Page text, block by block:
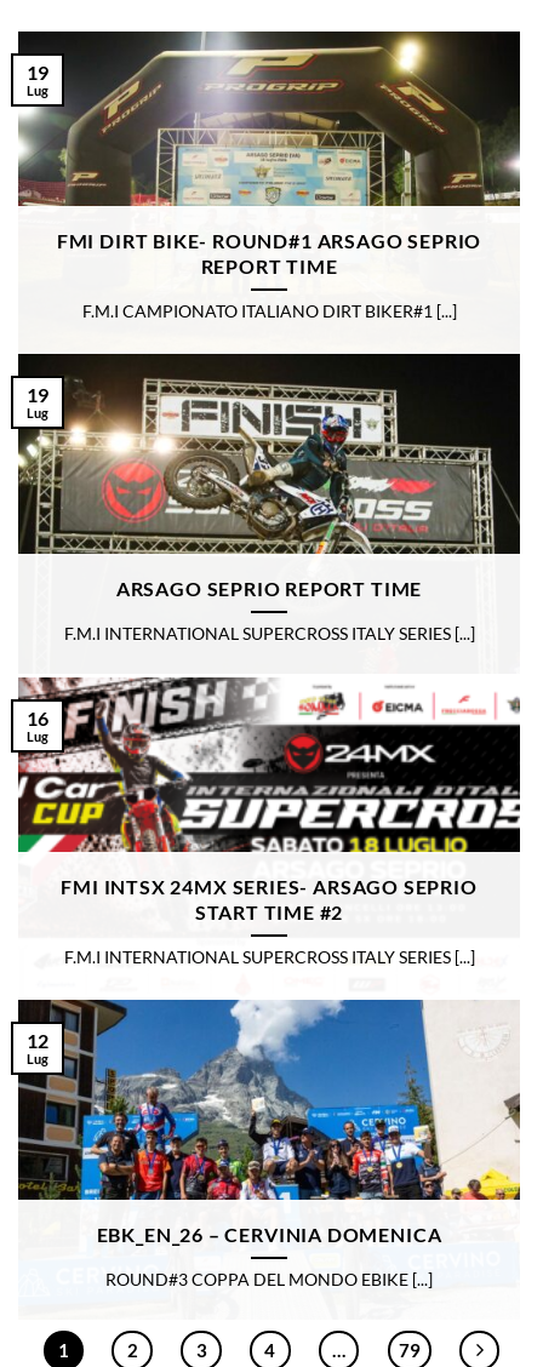
FMI DIRT BIKE- ROUND#1 ARSAGO SEPRIO
REPORT TIME
F.M.I CAMPIONATO ITALIANO DIRT BIKER#1 [...]
19
Lug
ARSAGO SEPRIO REPORT TIME
F.M.I INTERNATIONAL SUPERCROSS ITALY SERIES [...]
19
Lug
FMI INTSX 24MX SERIES- ARSAGO SEPRIO
START TIME #2
F.M.I INTERNATIONAL SUPERCROSS ITALY SERIES [...]
16
Lug
EBK_EN_26 – CERVINIA DOMENICA
ROUND#3 COPPA DEL MONDO EBIKE [...]
12
Lug
1 2 3 4 79